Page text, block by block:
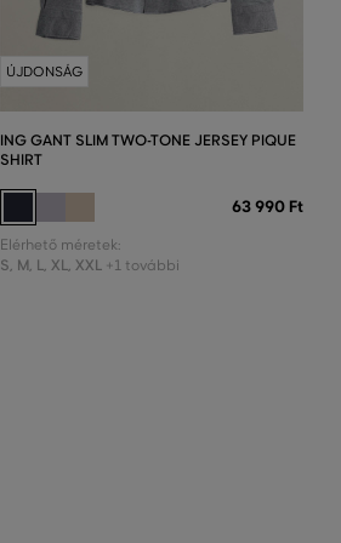
ÚJDONSÁG
ING GANT SLIM TWO-TONE JERSEY PIQUE
SHIRT
63 990 Ft
Elérhető méretek:
S, M, L, XL, XXL +1 további